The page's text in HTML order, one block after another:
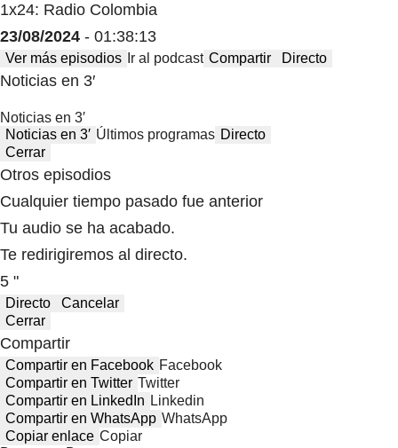
1x24: Radio Colombia
23/08/2024 - 01:38:13
Ver más episodios Ir al podcast Compartir Directo
Noticias en 3′
Noticias en 3′
Noticias en 3′ Últimos programas Directo
Cerrar
Otros episodios
Cualquier tiempo pasado fue anterior
Tu audio se ha acabado.
Te redirigiremos al directo.
5 "
Directo
Cancelar
Cerrar
Compartir
Compartir en Facebook Facebook
Compartir en Twitter Twitter
Compartir en LinkedIn Linkedin
Compartir en WhatsApp WhatsApp
Copiar enlace Copiar